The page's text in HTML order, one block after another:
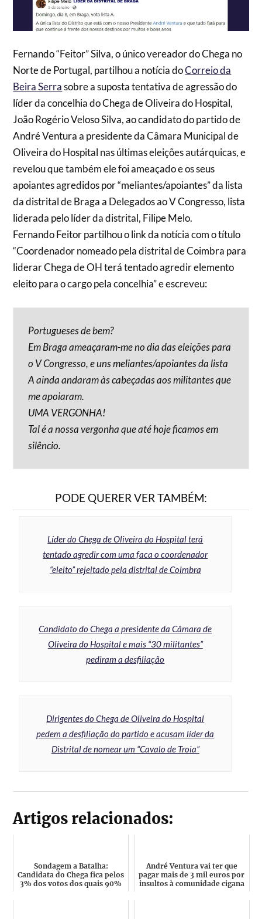
Fernando “Feitor” Silva, o único vereador do Chega no
Norte de Portugal, partilhou a notícia doCorreio da
Beira Serrasobre a suposta tentativa de agressão do
líder da concelhia do Chega de Oliveira do Hospital,
João Rogério Veloso Silva, ao candidato do partido de
André Ventura a presidente da Câmara Municipal de
Oliveira do Hospital nas últimas eleições autárquicas, e
revelou que também ele foi ameaçado e os seus
apoiantes agredidos por “meliantes/apoiantes” da lista
da distrital de Braga a Delegados ao V Congresso, lista
liderada pelo líder da distrital, Filipe Melo.
Fernando Feitor partilhou o link da notícia com o título
“Coordenador nomeado pela distrital de Coimbra para
liderar Chega de OH terá tentado agredir elemento
eleito para o cargo pela concelhia” e escreveu:
Portugueses de bem?
Em Braga ameaçaram-me no dia das eleições para
o V Congresso, e uns meliantes/apoiantes da lista
A ainda andaram às cabeçadas aos militantes que
me apoiaram.
UMA VERGONHA!
Tal é a nossa vergonha que até hoje ficamos em
silêncio.
PODE QUERER VER TAMBÉM:
Líder do Chega de Oliveira do Hospital terá
tentado agredir com uma faca o coordenador
“eleito” rejeitado pela distrital de Coimbra
Candidato do Chega a presidente da Câmara de
Oliveira do Hospital e mais “30 militantes”
pediram a desfiliação
Dirigentes do Chega de Oliveira do Hospital
pedem a desfiliação do partido e acusam líder da
Distrital de nomear um “Cavalo de Troia”
Artigos relacionados:
Sondagem a Batalha:
Candidata do Chega fica pelos
3% dos votos dos quais 90%
André Ventura vai ter que
pagar mais de 3 mil euros por
insultos à comunidade cigana